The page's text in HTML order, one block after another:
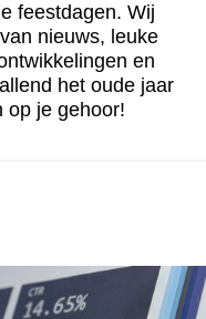
feestdagen. Wij
nieuws, leuke
en
het oude jaar
op je gehoor!